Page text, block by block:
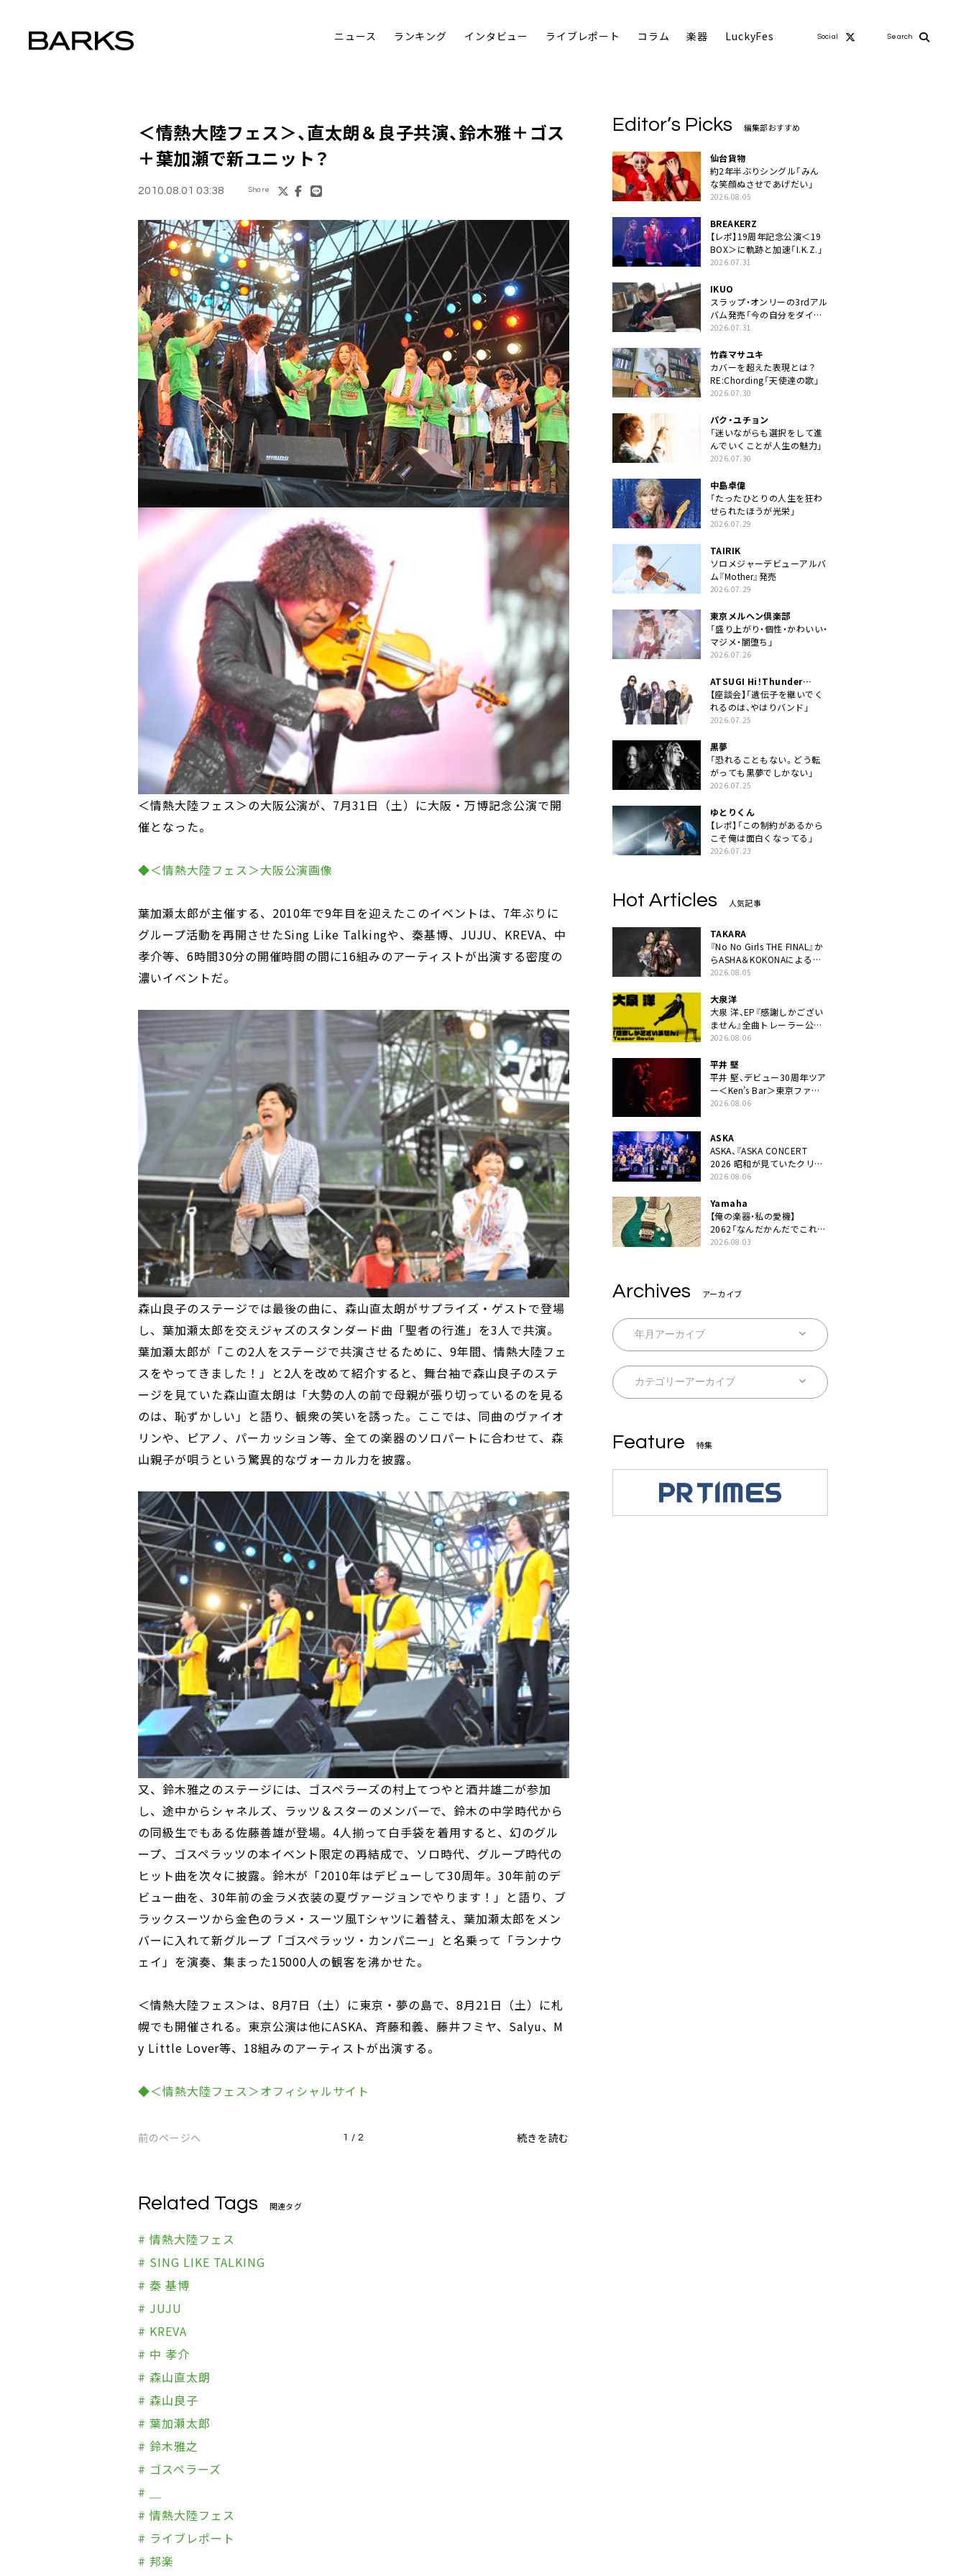
ニュース ランキング インタビュー ライブレポート コラム 楽器 LuckyFes Social Search
＜情熱大陸フェス＞、直太朗＆良子共演、鈴木雅＋ゴス
＋葉加瀬で新ユニット？
2010.08.01 03:38 Share
＜情熱大陸フェス＞の大阪公演が、7月31日（土）に大阪・万博記念公演で開
催となった。
◆＜情熱大陸フェス＞大阪公演画像
葉加瀬太郎が主催する、2010年で9年目を迎えたこのイベントは、7年ぶりに
グループ活動を再開させたSing Like Talkingや、秦基博、JUJU、KREVA、中
孝介等、6時間30分の開催時間の間に16組みのアーティストが出演する密度の
濃いイベントだ。
森山良子のステージでは最後の曲に、森山直太朗がサプライズ・ゲストで登場
し、葉加瀬太郎を交えジャズのスタンダード曲「聖者の行進」を3人で共演。
葉加瀬太郎が「この2人をステージで共演させるために、9年間、情熱大陸フェ
スをやってきました！」と2人を改めて紹介すると、舞台袖で森山良子のステ
ージを見ていた森山直太朗は「大勢の人の前で母親が張り切っているのを見る
のは、恥ずかしい」と語り、観衆の笑いを誘った。ここでは、同曲のヴァイオ
リンや、ピアノ、パーカッション等、全ての楽器のソロパートに合わせて、森
山親子が唄うという驚異的なヴォーカル力を披露。
又、鈴木雅之のステージには、ゴスペラーズの村上てつやと酒井雄二が参加
し、途中からシャネルズ、ラッツ＆スターのメンバーで、鈴木の中学時代から
の同級生でもある佐藤善雄が登場。4人揃って白手袋を着用すると、幻のグル
ープ、ゴスペラッツの本イベント限定の再結成で、ソロ時代、グループ時代の
ヒット曲を次々に披露。鈴木が「2010年はデビューして30周年。30年前のデ
ビュー曲を、30年前の金ラメ衣装の夏ヴァージョンでやります！」と語り、ブ
ラックスーツから金色のラメ・スーツ風Tシャツに着替え、葉加瀬太郎をメン
バーに入れて新グループ「ゴスペラッツ・カンパニー」と名乗って「ランナウ
ェイ」を演奏、集まった15000人の観客を沸かせた。
＜情熱大陸フェス＞は、8月7日（土）に東京・夢の島で、8月21日（土）に札
幌でも開催される。東京公演は他にASKA、斉藤和義、藤井フミヤ、Salyu、M
y Little Lover等、18組みのアーティストが出演する。
◆＜情熱大陸フェス＞オフィシャルサイト
前のページへ 1 / 2 続きを読む
Related Tags 関連タグ
# 情熱大陸フェス
# SING LIKE TALKING
# 秦 基博
# JUJU
# KREVA
# 中 孝介
# 森山直太朗
# 森山良子
# 葉加瀬太郎
# 鈴木雅之
# ゴスペラーズ
# ＿
# 情熱大陸フェス
# ライブレポート
# 邦楽
Editor’s Picks 編集部おすすめ
仙台貨物
約2年半ぶりシングル「みん
な笑顔ぬさせであげだい」
2026.08.05
BREAKERZ
【レポ】19周年記念公演＜19
BOX＞に軌跡と加速「I.K.Z.」
2026.07.31
IKUO
スラップ・オンリーの3rdアル
バム発売「今の自分をダイレ
クトに」
2026.07.31
竹森マサユキ
カバーを超えた表現とは？
RE:Chording「天使達の歌」
2026.07.30
パク・ユチョン
「迷いながらも選択をして進
んでいくことが人生の魅力」
2026.07.30
中島卓偉
「たったひとりの人生を狂わ
せられたほうが光栄」
2026.07.29
TAIRIK
ソロメジャーデビューアルバ
ム『Mother』発売
2026.07.29
東京メルヘン倶楽部
「盛り上がり・個性・かわいい・
マジメ・闇堕ち」
2026.07.26
ATSUGI Hi！Thunder
Rock Festival
【座談会】「遺伝子を継いでく
れるのは、やはりバンド」
2026.07.25
黒夢
「恐れることもない。どう転
がっても黒夢でしかない」
2026.07.25
ゆとりくん
【レポ】「この制約があるから
こそ俺は面白くなってる」
2026.07.23
Hot Articles 人気記事
TAKARA
『No No Girls THE FINAL』か
らASHA＆KOKONAによるユ
ニット・TAKARAがデビュー
2026.08.05
大泉洋
大泉 洋、EP『感謝しかござい
ません』全曲トレーラー公
開。幾田りら書き下ろし曲や
による提供曲のレコーディン
グ映像の一部解禁も
2026.08.06
平井 堅
平井 堅、デビュー30周年ツア
ー＜Ken’s Bar＞東京ファイ
ナル公演の映像商品化決定。
2026.08.06
ASKA
ASKA、『ASKA CONCERT
2026 昭和が見ていたクリス
マス!? 』発売＆上映決定
2026.08.06
Yamaha
【俺の楽器・私の愛機】
2062「なんだかんだでこれが
1番」
2026.08.03
Archives アーカイブ
Feature 特集